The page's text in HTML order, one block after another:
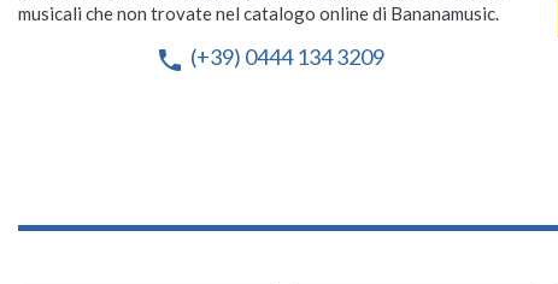
musicali che non trovate nel catalogo online di Bananamusic.
phone (+39) 0444 134 3209